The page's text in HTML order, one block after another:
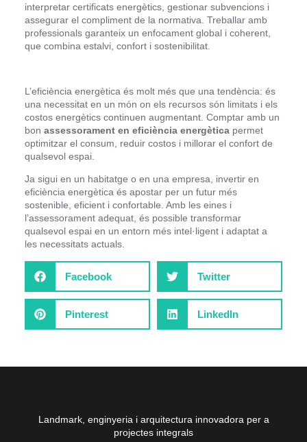
interpretar certificats energètics, gestionar subvencions i
assegurar el compliment de la normativa. Treballar amb
professionals garanteix un enfocament global i coherent,
que combina estalvi, confort i sostenibilitat.
L’eficiència energètica és molt més que una tendència: és
una necessitat en un món on els recursos són limitats i els
costos energètics continuen augmentant. Comptar amb un
bonassessorament en eficiència energètica permet
optimitzar el consum, reduir costos i millorar el confort de
qualsevol espai.
Ja sigui en un habitatge o en una empresa, invertir en
eficiència energètica és apostar per un futur més
sostenible, eficient i confortable. Amb les eines i
l’assessorament adequat, és possible transformar
qualsevol espai en un entorn més intel·ligent i adaptat a
les necessitats actuals.
Facebook Twitter
Pinterest LinkedIn
Landmark, enginyeria i arquitectura innovadora per a
projectes integrals